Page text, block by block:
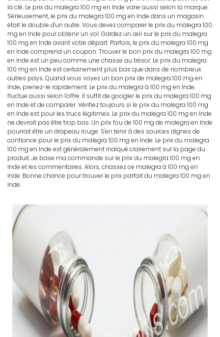
la clé. Le prix du malegra 100 mg en Inde varie aussi selon la marque.
Sérieusement, le prix du malegra 100 mg en Inde dans un magasin
était le double d'un autre. Vous devez comparer le prix du malegra 100
mg en Inde pour obtenir un vol. Gardez un œil sur le prix du malegra
100 mg en Inde avant votre départ. Parfois, le prix du malegra 100 mg
en Inde comprend un coupon. Trouver le bon prix du malegra 100 mg
en Inde est un peu comme une chasse au trésor. Le prix du malegra
100 mg en Inde est certainement plus bas que dans de nombreux
autres pays. Quand vous voyez un bon prix de malegra 100 mg en
Inde, prenez-le rapidement. Le prix du malegra à 100 mg en Inde
fluctue aussi selon l'offre. Il suffit de googler le prix du malegra 100 mg
en Inde et de comparer. Vérifiez toujours si le prix du malegra 100 mg
en Inde est pour les trucs légitimes. Le prix du malegra 100 mg en Inde
ne devrait pas être trop bas. Un prix fou de 100 mg de malegra en Inde
pourrait être un drapeau rouge. S'en tenir à des sources dignes de
confiance pour le prix du malegra 100 mg en Inde. Le prix du malegra
100 mg en Inde est généralement indiqué clairement sur la page du
produit. Je base ma commande sur le prix du malegra 100 mg en
Inde et les commentaires. Alors, chassez ce malegra à 100 mg en
Inde. Bonne chance pour trouver le prix parfait du malegra 100 mg en
Inde.